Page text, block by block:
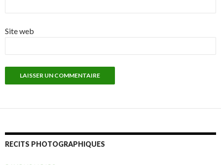
Site web
RECITS PHOTOGRAPHIQUES